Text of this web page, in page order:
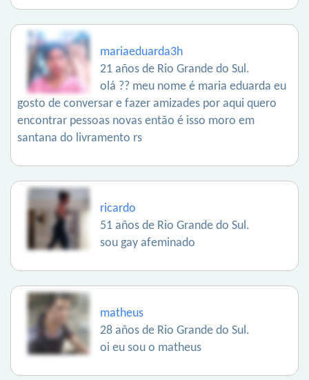
mariaeduarda3h
21 años de Rio Grande do Sul.
olá ?? meu nome é maria eduarda eu
gosto de conversar e fazer amizades por aqui quero
encontrar pessoas novas então é isso moro em
santana do livramento rs
ricardo
51 años de Rio Grande do Sul.
sou gay afeminado
matheus
28 años de Rio Grande do Sul.
oi eu sou o matheus